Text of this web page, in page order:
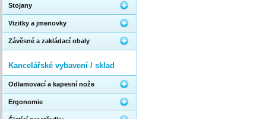
Stojany
Vizitky a jmenovky
Závěsné a zakládací obaly
Kancelářské vybavení / sklad
Odlamovací a kapesní nože
Ergonomie